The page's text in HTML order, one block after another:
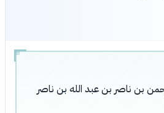
بن ناصر بن عبد الله بن ناصر